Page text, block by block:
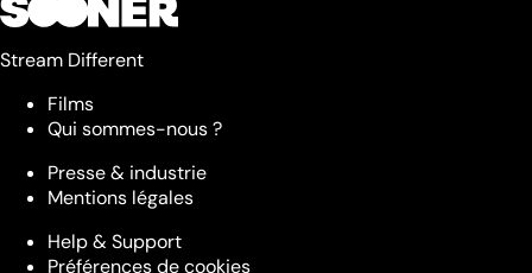
Stream Different
Films
Qui sommes-nous ?
Presse & industrie
Mentions légales
Help & Support
Préférences de cookies